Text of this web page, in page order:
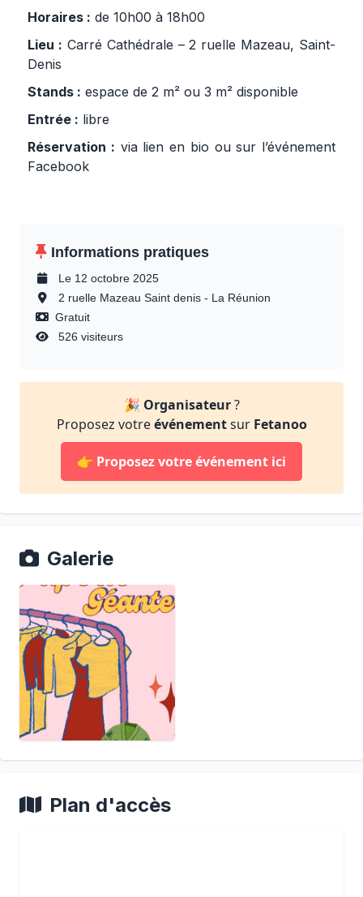
Horaires : de 10h00 à 18h00
Lieu : Carré Cathédrale – 2 ruelle Mazeau, Saint-
Denis
Stands : espace de 2 m² ou 3 m² disponible
Entrée : libre
Réservation : via lien en bio ou sur l’événement
Facebook
Informations pratiques
Le 12 octobre 2025
2 ruelle Mazeau Saint denis - La Réunion
Gratuit
526 visiteurs
🎉 Organisateur?
Proposez votreévénementsur Fetanoo
👉 Proposez votre événement ici
Galerie
Plan d'accès